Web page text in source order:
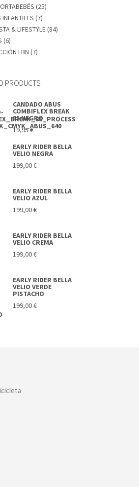
(25)
(7)
& LIFESTYLE(84)
(6)
LBN (7)
PRODUCTS
CANDADO ABUS
COMBIFLEX BREAK
85 NEGRO
19,95€
EARLY RIDER BELLA
VELIO NEGRA
199,00€
EARLY RIDER BELLA
VELIO AZUL
199,00€
EARLY RIDER BELLA
VELIO CREMA
199,00€
EARLY RIDER BELLA
VELIO VERDE
PISTACHO
199,00€